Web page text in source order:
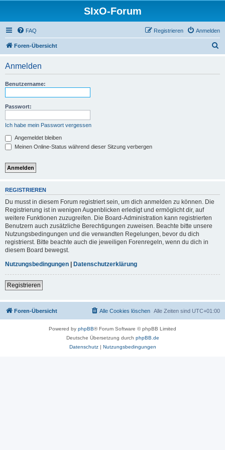
SIxO-Forum
FAQ Anmelden
Registrieren
Foren-Übersicht
Anmelden
Benutzername:
Passwort:
Ich habe mein Passwort vergessen
Angemeldet bleiben
Meinen Online-Status während dieser Sitzung verbergen
REGISTRIEREN
Du musst in diesem Forum registriert sein, um dich anmelden zu können. Die
Registrierung ist in wenigen Augenblicken erledigt und ermöglicht dir, auf
weitere Funktionen zuzugreifen. Die Board-Administration kann registrierten
Benutzern auch zusätzliche Berechtigungen zuweisen. Beachte bitte unsere
Nutzungsbedingungen und die verwandten Regelungen, bevor du dich
registrierst. Bitte beachte auch die jeweiligen Forenregeln, wenn du dich in
diesem Board bewegst.
Nutzungsbedingungen | Datenschutzerklärung
Registrieren
Foren-Übersicht Alle Zeiten sind UTC+01:00
Alle Cookies löschen
Powered by phpBB® Forum Software © phpBB Limited
Deutsche Übersetzung durch phpBB.de
Datenschutz| Nutzungsbedingungen